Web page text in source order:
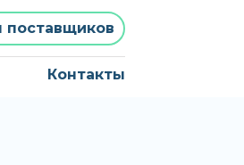
поставщиков
Контакты